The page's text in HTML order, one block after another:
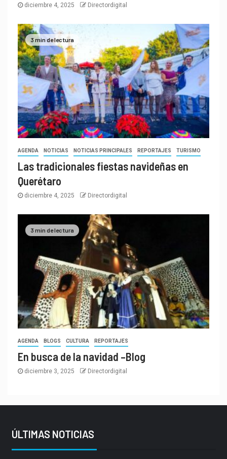
diciembre 4, 2025 Directordigital
3 min de lectura
AGENDA NOTICIAS NOTICIAS PRINCIPALES REPORTAJES TURISMO
Las tradicionales fiestas navideñas en
Querétaro
diciembre 4, 2025 Directordigital
3 min de lectura
AGENDA BLOGS CULTURA REPORTAJES
En busca de la navidad –Blog
diciembre 3, 2025 Directordigital
ÚLTIMAS NOTICIAS